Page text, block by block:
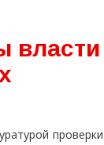
власти
проверки